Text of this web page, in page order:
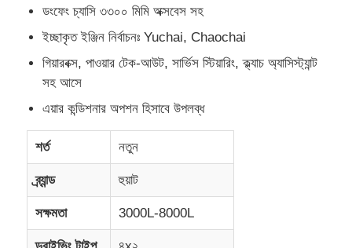
স্যানিটেশন ক্লিনিং ট্রাক
রেফ্রিজারেটেড বক্স ট্রাক
হুক আর্ম আবর্জনা ট্রাক
বিশেষ যানবাহনের যন্ত্রাংশ
স্যানিটেশন ইলেকট্রিক ট্রাইসাইকেল
ডংফেং চ্যাসি ৩৩০০ মিমি অক্সবেস সহ
ইচ্ছাকৃত ইঞ্জিন নির্বাচনঃ Yuchai, Chaochai
গিয়ারবক্স, পাওয়ার টেক-আউট, সার্ভিস স্টিয়ারিং, ক্ল্যাচ অ্যাসিস্ট্যান্ট
সহ আসে
এয়ার কন্ডিশনার অপশন হিসাবে উপলব্ধ
শর্ত নতুন
ব্র্যান্ড হুয়াট
সক্ষমতা 3000L-8000L